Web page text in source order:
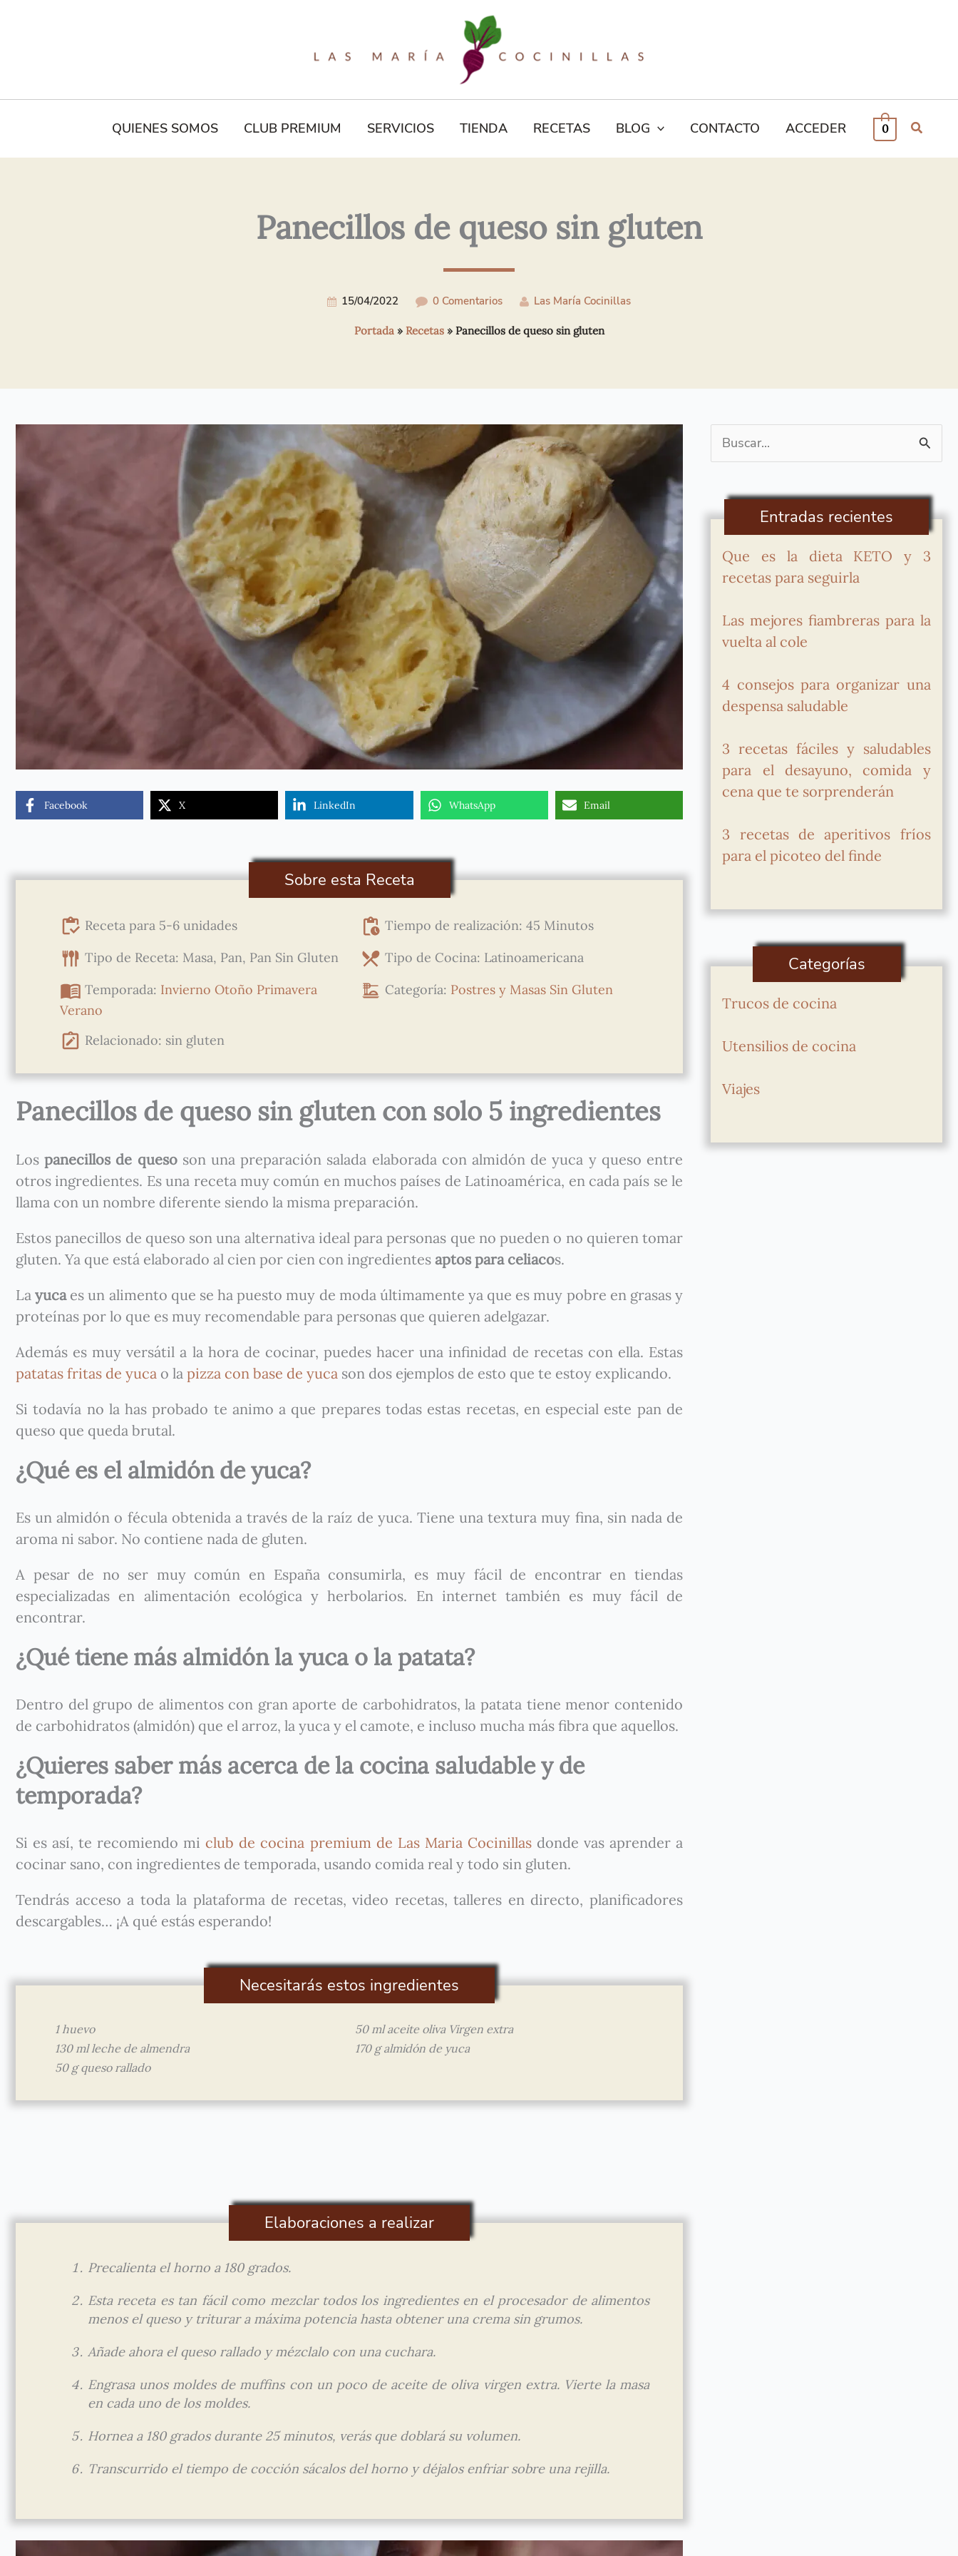
QUIENES SOMOS CLUB PREMIUM SERVICIOS TIENDA RECETAS BLOG CONTACTO ACCEDER 0
Panecillos de queso sin gluten
15/04/2022 0 Comentarios Las María Cocinillas
Portada» Recetas» Panecillos de queso sin gluten
Facebook X LinkedIn WhatsApp Email
Sobre esta Receta
Receta para 5-6 unidades
Tiempo de realización: 45 Minutos
Tipo de Receta: Masa, Pan, Pan Sin Gluten
Tipo de Cocina: Latinoamericana
Temporada: Invierno Otoño Primavera
Verano
Categoría: Postres y Masas Sin Gluten
Relacionado: sin gluten
Panecillos de queso sin gluten con solo 5 ingredientes
Lospanecillos de quesoson una preparación salada elaborada con almidón de yuca y queso entre
otros ingredientes. Es una receta muy común en muchos países de Latinoamérica, en cada país se le
llama con un nombre diferente siendo la misma preparación.
Estos panecillos de queso son una alternativa ideal para personas que no pueden o no quieren tomar
gluten. Ya que está elaborado al cien por cien con ingredientes aptos para celiacos.
Layucaes un alimento que se ha puesto muy de moda últimamente ya que es muy pobre en grasas y
proteínas por lo que es muy recomendable para personas que quieren adelgazar.
Además es muy versátil a la hora de cocinar, puedes hacer una infinidad de recetas con ella. Estas
patatas fritas de yuca o la pizza con base de yuca son dos ejemplos de esto que te estoy explicando.
Si todavía no la has probado te animo a que prepares todas estas recetas, en especial este pan de
queso que queda brutal.
¿Qué es el almidón de yuca?
Es un almidón o fécula obtenida a través de la raíz de yuca. Tiene una textura muy fina, sin nada de
aroma ni sabor. No contiene nada de gluten.
A pesar de no ser muy común en España consumirla, es muy fácil de encontrar en tiendas
especializadas en alimentación ecológica y herbolarios. En internet también es muy fácil de
encontrar.
¿Qué tiene más almidón la yuca o la patata?
Dentro del grupo de alimentos con gran aporte de carbohidratos, la patata tiene menor contenido
de carbohidratos (almidón) que el arroz, la yuca y el camote, e incluso mucha más fibra que aquellos.
¿Quieres saber más acerca de la cocina saludable y de
temporada?
Si es así, te recomiendo mi club de cocina premium de Las Maria Cocinillasdonde vas aprender a
cocinar sano, con ingredientes de temporada, usando comida real y todo sin gluten.
Tendrás acceso a toda la plataforma de recetas, video recetas, talleres en directo, planificadores
descargables… ¡A qué estás esperando!
Necesitarás estos ingredientes
1 huevo
50 ml aceite oliva Virgen extra
130 ml leche de almendra
170 g almidón de yuca
50 g queso rallado
Elaboraciones a realizar
Precalienta el horno a 180 grados.
Esta receta es tan fácil como mezclar todos los ingredientes en el procesador de alimentos
menos el queso y triturar a máxima potencia hasta obtener una crema sin grumos.
Añade ahora el queso rallado y mézclalo con una cuchara.
Engrasa unos moldes de muffins con un poco de aceite de oliva virgen extra. Vierte la masa
en cada uno de los moldes.
Hornea a 180 grados durante 25 minutos, verás que doblará su volumen.
Transcurrido el tiempo de cocción sácalos del horno y déjalos enfriar sobre una rejilla.
Electrónico*
Buscar
por:
Entradas recientes
Que es la dieta KETO y 3
recetas para seguirla
Las mejores fiambreras para la
vuelta al cole
4 consejos para organizar una
despensa saludable
3 recetas fáciles y saludables
para el desayuno, comida y
cena que te sorprenderán
3 recetas de aperitivos fríos
para el picoteo del finde
Categorías
Trucos de cocina
Utensilios de cocina
Viajes